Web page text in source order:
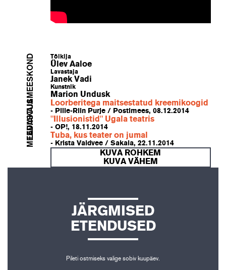
LAVASTUSMEESKOND Tõlkija
Ülev Aaloe
Lavastaja
Janek Vadi
Kunstnik
Marion Undusk
MEEDIAKAJA Loorberitega maitsestatud kreemikoogid
- Pille-Riin Purje / Postimees, 08.12.2014
"Illusionistid" Ugala teatris
- OP!, 18.11.2014
Tuba, kus teater on jumal
- Krista Valdvee / Sakala, 22.11.2014
KUVA ROHKEM
KUVA VÄHEM
JÄRGMISED
ETENDUSED
Pileti ostmiseks valige sobiv kuupäev.